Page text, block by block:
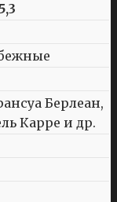
5,3
Берлеан,
Карре и др.